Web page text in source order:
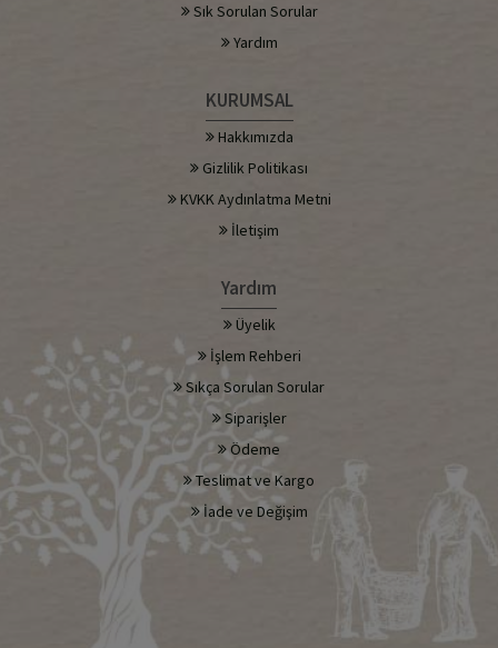
Sık Sorulan Sorular
Yardım
KURUMSAL
Hakkımızda
Gizlilik Politikası
KVKK Aydınlatma Metni
İletişim
Yardım
Üyelik
İşlem Rehberi
Sıkça Sorulan Sorular
Siparişler
Ödeme
Teslimat ve Kargo
İade ve Değişim